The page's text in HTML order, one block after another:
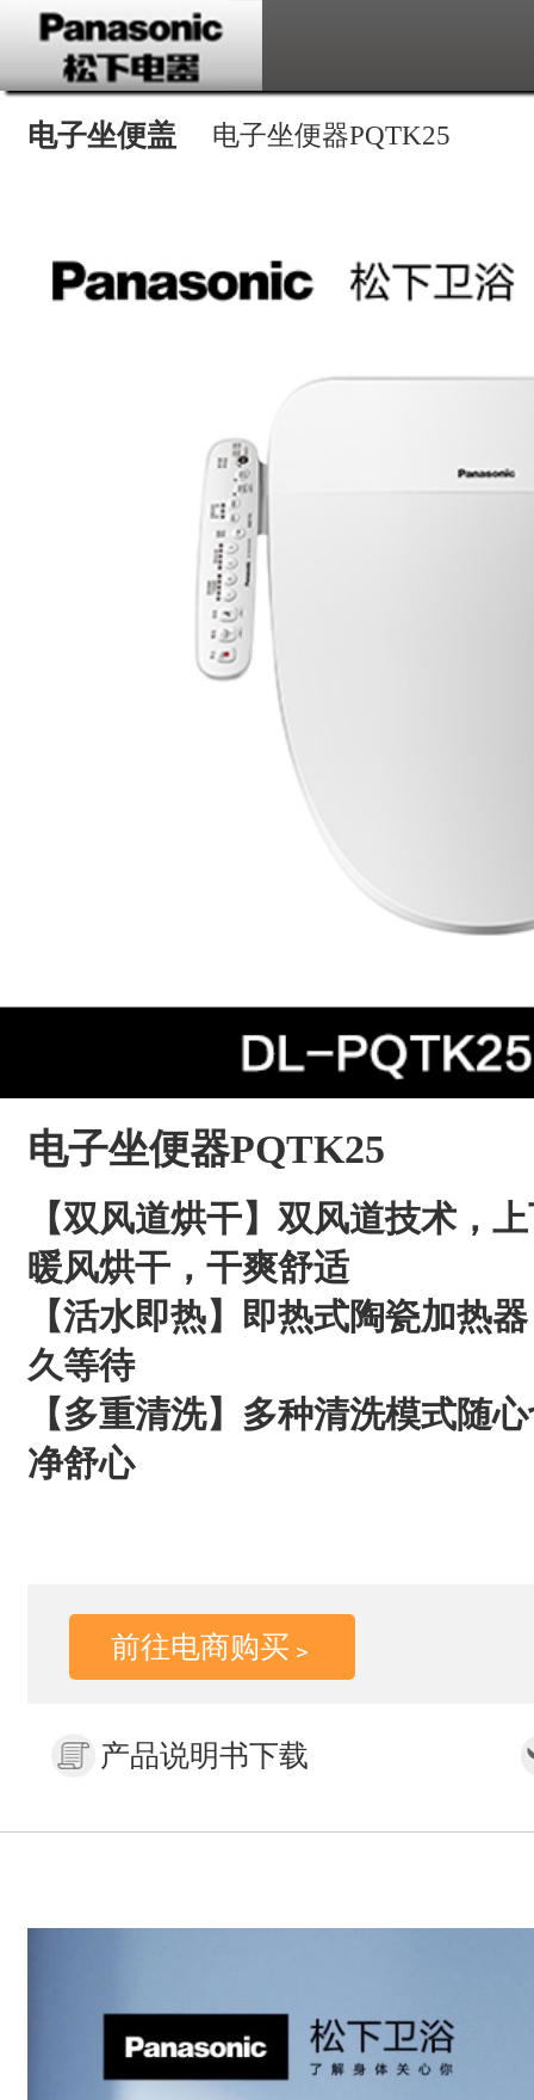
电子坐便盖 电子坐便器PQTK25
电子坐便器PQTK25
【双风道烘干】双风道技术，
暖风烘干，干爽舒适
【活水即热】即热式陶瓷加热
久等待
【多重清洗】多种清洗模式随
净舒心
前往电商购买
产品说明书下载